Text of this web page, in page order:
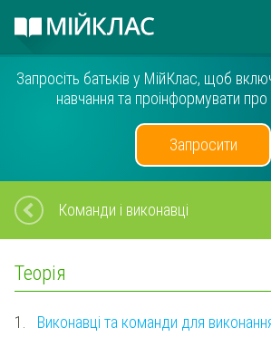
Запросіть батьків у МійКлас, щоб
навчання та проінформувати про
Запросити
Команди і виконавці
Теорія
1. Виконавці та команди для